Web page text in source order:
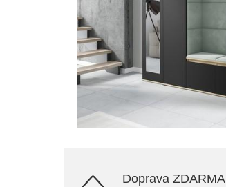
Doprava ZDARMA